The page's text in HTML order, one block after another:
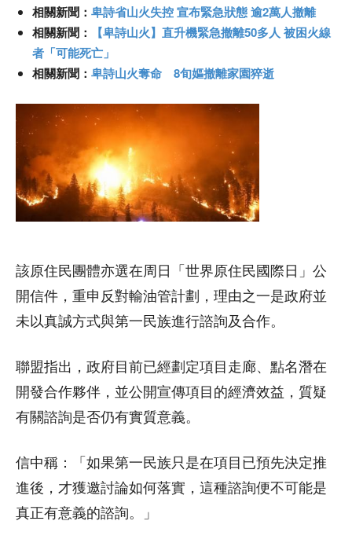
相關新聞： 卑詩省山火失控 宣布緊急狀態 逾2萬人撤離
相關新聞：
【卑詩山火】直升機緊急撤離50多人 被困火線
者「可能死亡」
相關新聞： 卑詩山火奪命 8旬嫗撤離家園猝逝
該原住民團體亦選在周日「世界原住民國際日」公
開信件，重申反對輸油管計劃，理由之一是政府並
未以真誠方式與第一民族進行諮詢及合作。
聯盟指出，政府目前已經劃定項目走廊、點名潛在
開發合作夥伴，並公開宣傳項目的經濟效益，質疑
有關諮詢是否仍有實質意義。
信中稱：「如果第一民族只是在項目已預先決定推
進後，才獲邀討論如何落實，這種諮詢便不可能是
真正有意義的諮詢。」